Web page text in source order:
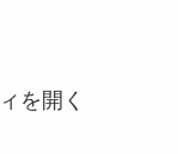
を開く